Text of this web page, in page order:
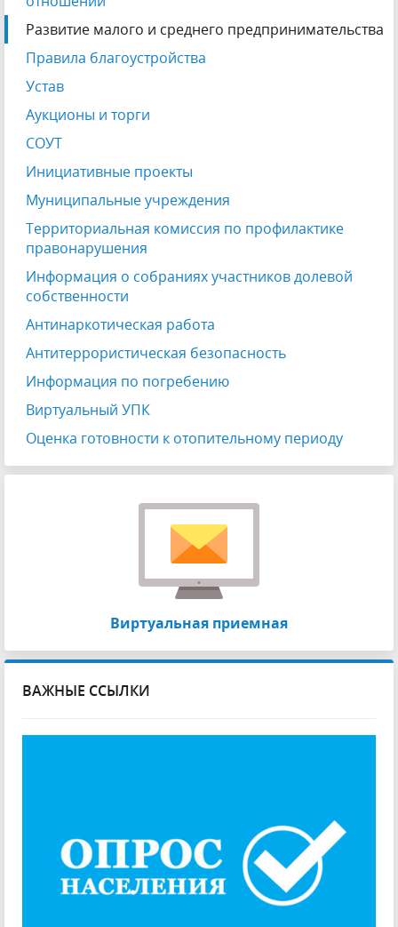
Развитие малого и среднего предпринимательства
Правила благоустройства
Устав
Аукционы и торги
СОУТ
Инициативные проекты
Муниципальные учреждения
Территориальная комиссия по профилактике
правонарушения
Информация о собраниях участников долевой
собственности
Антинаркотическая работа
Антитеррористическая безопасность
Информация по погребению
Виртуальный УПК
Оценка готовности к отопительному периоду
Виртуальная приемная
ВАЖНЫЕ ССЫЛКИ